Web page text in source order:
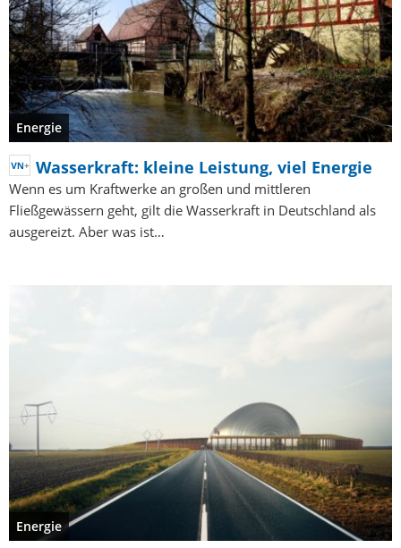
Energie
Wasserkraft: kleine Leistung, viel Energie
Wenn es um Kraftwerke an großen und mittleren
Fließgewässern geht, gilt die Wasserkraft in Deutschland als
ausgereizt. Aber was ist…
Energie